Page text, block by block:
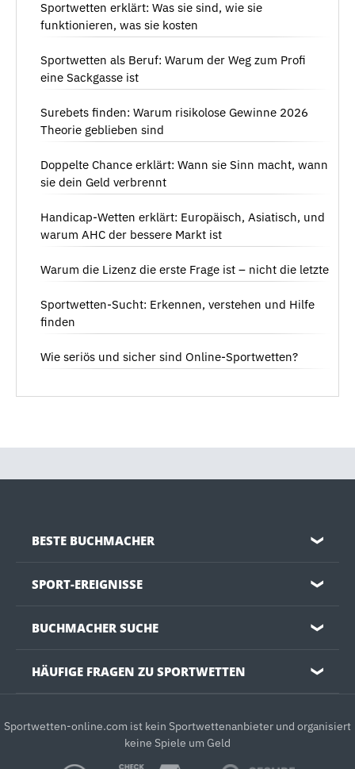
Sportwetten erklärt: Was sie sind, wie sie
funktionieren, was sie kosten
Sportwetten als Beruf: Warum der Weg zum Profi
eine Sackgasse ist
Surebets finden: Warum risikolose Gewinne 2026
Theorie geblieben sind
Doppelte Chance erklärt: Wann sie Sinn macht, wann
sie dein Geld verbrennt
Handicap-Wetten erklärt: Europäisch, Asiatisch, und
warum AHC der bessere Markt ist
Warum die Lizenz die erste Frage ist – nicht die letzte
Sportwetten-Sucht: Erkennen, verstehen und Hilfe
finden
Wie seriös und sicher sind Online-Sportwetten?
BESTE BUCHMACHER ❯
SPORT-EREIGNISSE ❯
BUCHMACHER SUCHE ❯
HÄUFIGE FRAGEN ZU SPORTWETTEN ❯
Sportwetten-online.com ist kein Sportwettenanbieter und organisiert
keine Spiele um Geld